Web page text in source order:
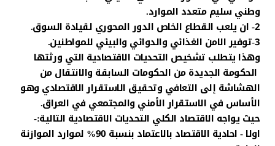
وطني سليم متعدد الموارد.
2- ان يلعب القطاع الخاص الدور المحوري لقيادة السوق.
3-توفير الامن الغذائي والدوائي والبيئي للمواطنين.
وهذا يتطلب تشخيص التحديات الاقتصادية التي ورثتها
الحكومة الجديدة من الحكومات السابقة والانتقال من
الهشاشة إلى التعافي وتحقيق الاستقرار الاقتصادي وهو
الأساس في الاستقرار الأمني والمجتمعي في العراق.
حيث يواجه الاقتصاد الكلي التحديات الاقتصادية التالية:-
اولا - احادية الاقتصاد بالاعتماد بنسبة 90% لموارد الموازنة